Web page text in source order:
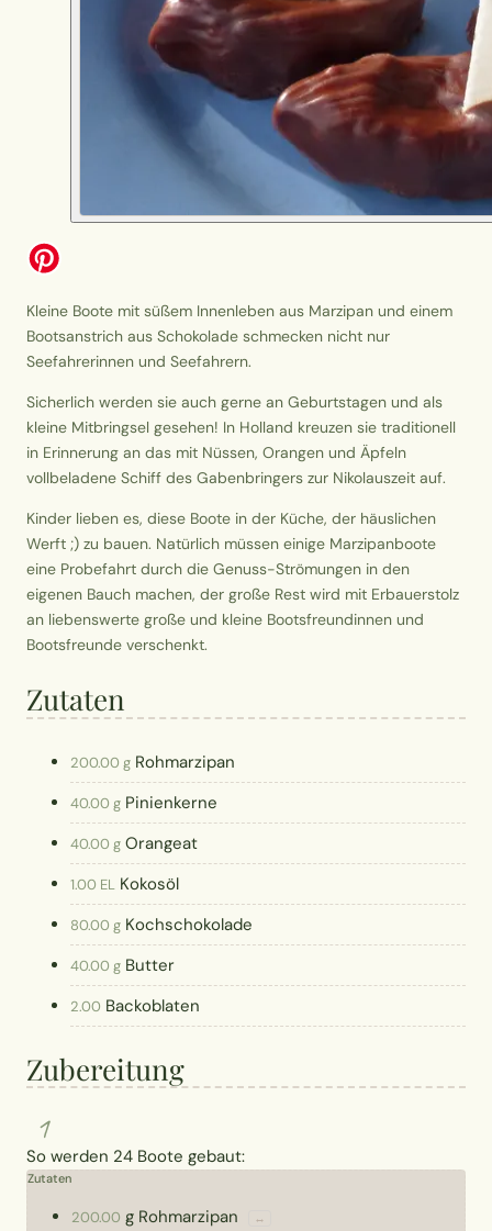
Kleine Boote mit süßem Innenleben aus Marzipan und einem
Bootsanstrich aus Schokolade schmecken nicht nur
Seefahrerinnen und Seefahrern.
Sicherlich werden sie auch gerne an Geburtstagen und als
kleine Mitbringsel gesehen! In Holland kreuzen sie traditionell
in Erinnerung an das mit Nüssen, Orangen und Äpfeln
vollbeladene Schiff des Gabenbringers zur Nikolauszeit auf.
Kinder lieben es, diese Boote in der Küche, der häuslichen
Werft ;) zu bauen. Natürlich müssen einige Marzipanboote
eine Probefahrt durch die Genuss-Strömungen in den
eigenen Bauch machen, der große Rest wird mit Erbauerstolz
an liebenswerte große und kleine Bootsfreundinnen und
Bootsfreunde verschenkt.
Zutaten
200.00 g Rohmarzipan
40.00 g Pinienkerne
40.00 g Orangeat
1.00 EL Kokosöl
80.00 g Kochschokolade
40.00 g Butter
2.00 Backoblaten
Zubereitung
1
So werden 24 Boote gebaut:
Zutaten
200.00 g Rohmarzipan ↔